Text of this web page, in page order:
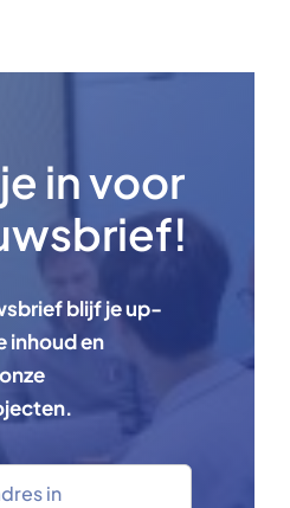
in voor
blijf je up-
inhoud en